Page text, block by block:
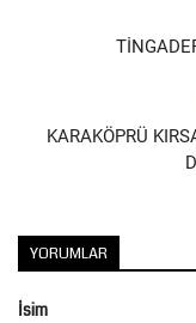
KARAKÖPRÜ
YORUMLAR
İsim